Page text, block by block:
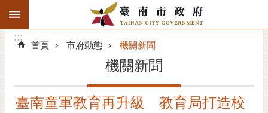
跳到主要內容區塊
搜
階
精彩府城
:::
:::
首頁 市府動態 機關新聞
機關新聞
臺南童軍教育再升級 教育局打造校